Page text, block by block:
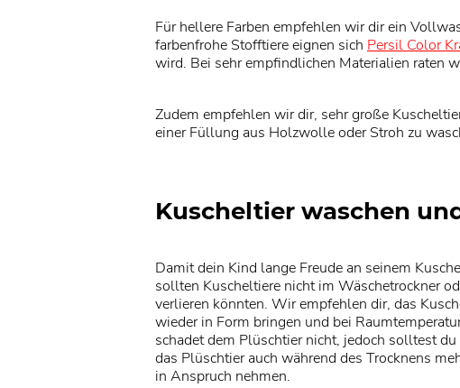
Für hellere Farben empfehlen wir dir ein
farbenfrohe Stofftiere eignen sich Persil Color
wird. Bei sehr empfindlichen Materialien raten
Zudem empfehlen wir dir, sehr große
einer Füllung aus Holzwolle oder Stroh zu
Kuscheltier waschen
Damit dein Kind lange Freude an seinem
sollten Kuscheltiere nicht im Wäschetrockner
verlieren könnten. Wir empfehlen dir, das
wieder in Form bringen und bei
schadet dem Plüschtier nicht, jedoch solltest
das Plüschtier auch während des Trocknens
in Anspruch nehmen.